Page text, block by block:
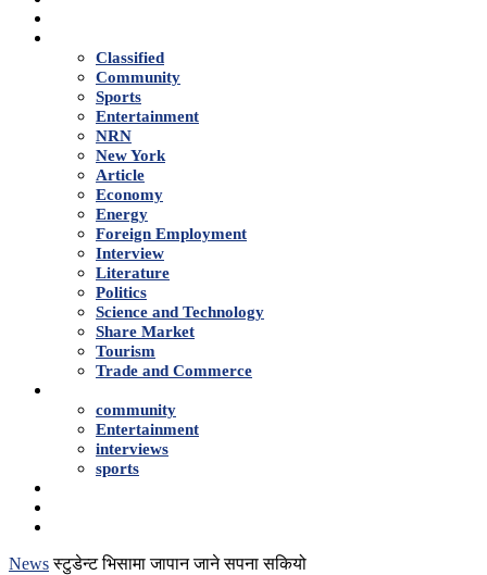
Classified
Community
Sports
Entertainment
NRN
New York
Article
Economy
Energy
Foreign Employment
Interview
Literature
Politics
Science and Technology
Share Market
Tourism
Trade and Commerce
community
Entertainment
interviews
sports
News स्टुडेन्ट भिसामा जापान जाने सपना सकियो